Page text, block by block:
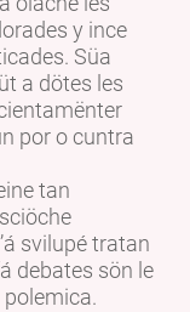
y ince
Süa
a dötes les
por o cuntra
tan
svilupé tratan
debates sön le